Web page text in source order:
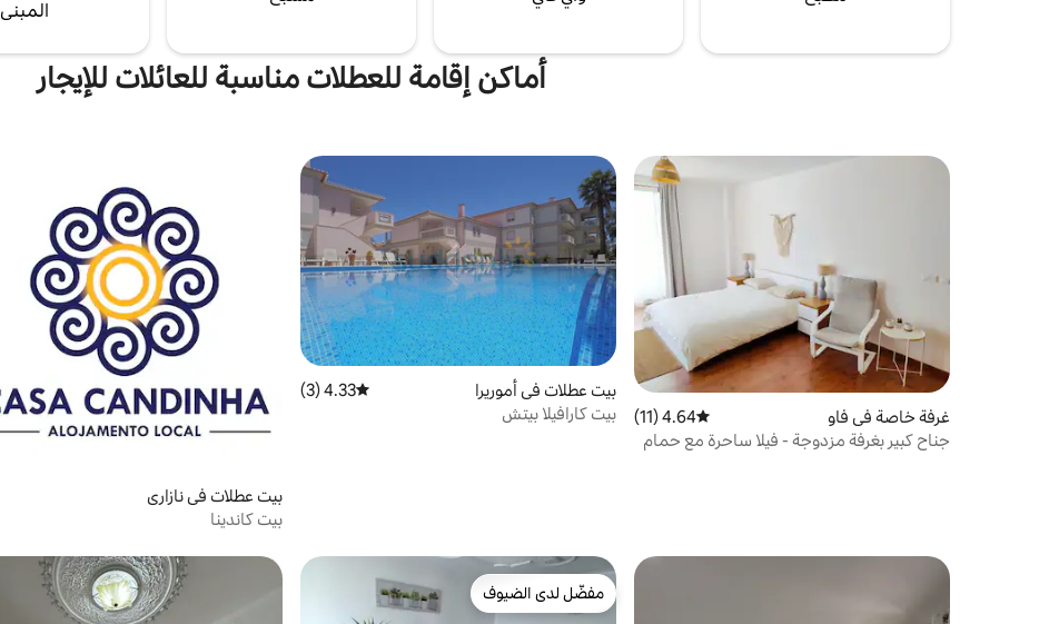
المبنى
أماكن إقامة للعطلات مناسبة للعائلات للإيجار
غرفة خاصة في فاو متوسط التقييم 4.64 من 5، 11 مراجعات
4.64 (11)
جناح كبير بغرفة مزدوجة - فيلا ساحرة مع حمام
بيت عطلات في أموريرا متوسط التقييم 4.33 من 5، 3 مراجعات
4.33 (3)
بيت كارافيلا بيتش
بيت عطلات في نازاري
بيت كاندينا
مفضّل لدى الضيوف
مفضّل لدى الضيوف